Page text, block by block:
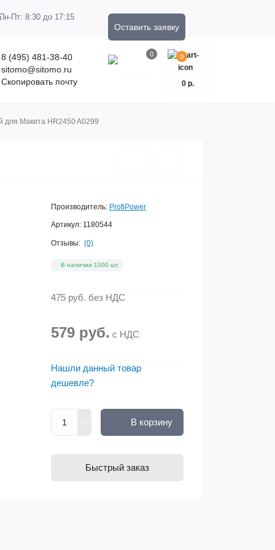
Пт: 8:30 до 17:15
Оставить заявку
8 (495) 481-38-40
sitomo@sitomo.ru
Скопировать почту
0 0
0 р.
для Макита HR2450 A0299
Производитель: ProfiPower
Артикул: 1180544
Отзывы: (0)
В наличии 1000 шт.
475 руб. без НДС
579 руб. с НДС
Нашли данный товар
дешевле?
В корзину
Быстрый заказ